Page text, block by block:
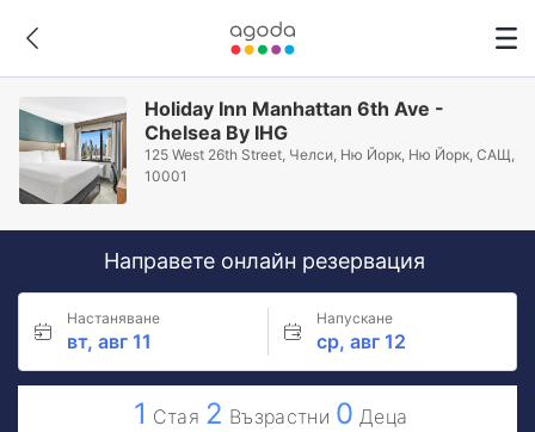
Holiday Inn Manhattan 6th Ave -
Chelsea By IHG
125 West 26th Street, Челси, Ню Йорк, Ню Йорк, САЩ,
10001
Направете онлайн резервация
Настаняване
вт, авг 11
Напускане
ср, авг 12
1 Стая 2 Възрастни 0 Деца